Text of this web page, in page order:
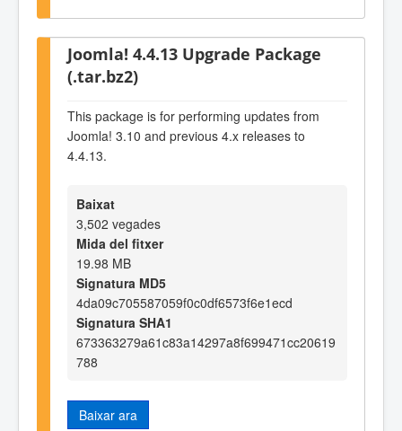
Joomla! 4.4.13 Upgrade Package
(.tar.bz2)
This package is for performing updates from
Joomla! 3.10 and previous 4.x releases to
4.4.13.
Baixat
3,502 vegades
Mida del fitxer
19.98 MB
Signatura MD5
4da09c705587059f0c0df6573f6e1ecd
Signatura SHA1
673363279a61c83a14297a8f699471cc20619
788
Baixar ara